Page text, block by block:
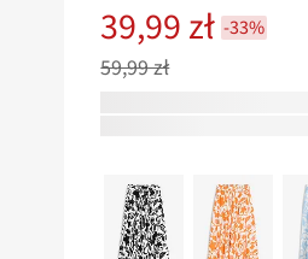
39,99 zł -33%
59,99 zł